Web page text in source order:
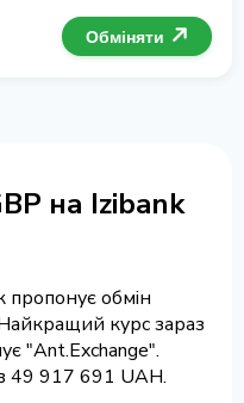
Обміняти
на Izibank
обмін
курс зараз
"Ant.Exchange".
49 917 691 UAH.